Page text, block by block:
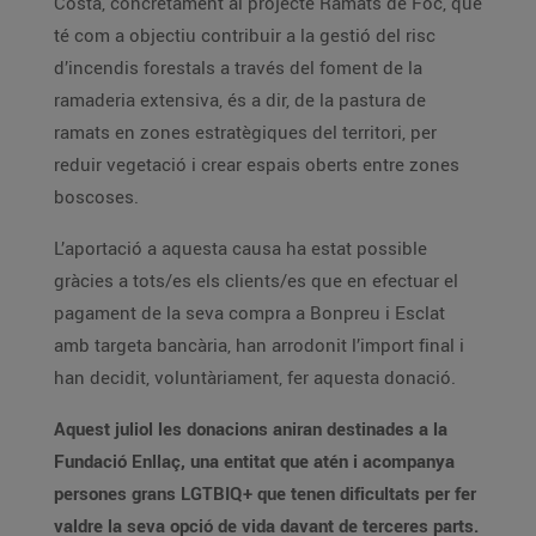
té com a objectiu contribuir a la gestió del risc
d’incendis forestals a través del foment de la
ramaderia extensiva, és a dir, de la pastura de
ramats en zones estratègiques del territori, per
reduir vegetació i crear espais oberts entre zones
boscoses.
L’aportació a aquesta causa ha estat possible
gràcies a tots/es els clients/es que en efectuar el
pagament de la seva compra a Bonpreu i Esclat
amb targeta bancària, han arrodonit l’import final i
han decidit, voluntàriament, fer aquesta donació.
Aquest juliol les donacions aniran destinades a la
Fundació Enllaç, una entitat que atén i acompanya
persones grans LGTBIQ+ que tenen dificultats per fer
valdre la seva opció de vida davant de terceres parts.